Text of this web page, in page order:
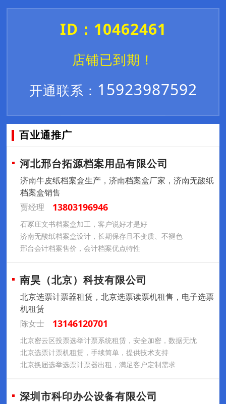
ID：10462461
店铺已到期！
开通联系： 15923987592
百业通推广
河北邢台拓源档案用品有限公司
济南牛皮纸档案盒生产，济南档案盒厂家，济南无酸纸
档案盒销售
贾经理
13803196946
石冢庄文书档案盒加工，客户说好才是好
济南无酸纸档案盒设计，长期保存且不变质、不褪色
邢台会计档案售价，会计档案优点特性
南昊（北京）科技有限公司
北京选票计票器租赁，北京选票读票机租售，电子选票
机租赁
陈女士
13146120701
北京密云区投票选举计票系统租赁，安全加密，数据无忧​
北京选票计票机租赁，手续简单，提供技术支持
北京换届选举选票计票器出租，满足客户定制需求
深圳市科印办公设备有限公司